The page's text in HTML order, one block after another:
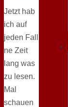
Jetzt hab
ich auf
jeden Fall
ne Zeit
lang was
zu lesen.
Mal
schauen